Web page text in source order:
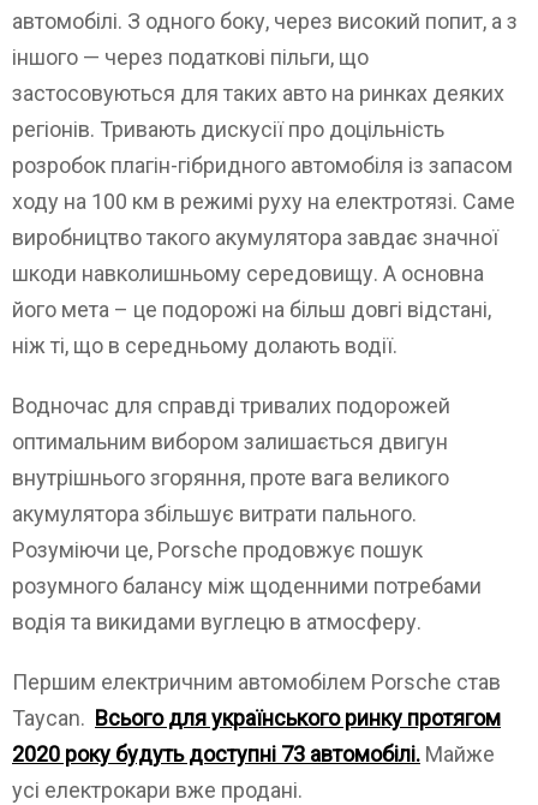
автомобілі. З одного боку, через високий попит, а з
іншого — через податкові пільги, що
застосовуються для таких авто на ринках деяких
регіонів. Тривають дискусії про доцільніcть
розробок плагін-гібридного автомобіля із запасом
ходу на 100 км в режимі руху на електротязі. Саме
виробництво такого акумулятора завдає значної
шкоди навколишньому середовищу. А основна
його мета – це подорожі на більш довгі відстані,
ніж ті, що в середньому долають водії.
Водночас для справді тривалих подорожей
оптимальним вибором залишається двигун
внутрішнього згоряння, проте вага великого
акумулятора збільшує витрати пального.
Розуміючи це, Porsche продовжує пошук
розумного балансу між щоденними потребами
водія та викидами вуглецю в атмосферу.
Першим електричним автомобілем Porsche став
Taycan. Всього для українського ринку протягом
2020 року будуть доступні 73 автомобілі. Майже
усі електрокари вже продані.